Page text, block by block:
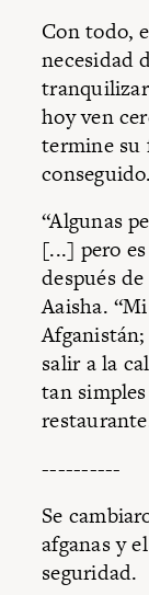
Con todo,
necesidad
hoy ven
termine su
conseguido.
“Algunas
[...] pero
después
Aaisha.
salir a la
tan
----------
Se
afganas y
seguridad.